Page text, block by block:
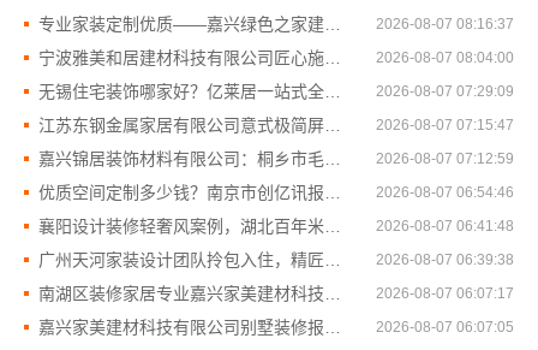
2026-08-07 08:16:37
2026-08-07 08:04:00
2026-08-07 07:29:09
2026-08-07 07:15:47
2026-08-07 07:12:59
2026-08-07 06:54:46
2026-08-07 06:41:48
2026-08-07 06:39:38
2026-08-07 06:07:17
2026-08-07 06:07:05